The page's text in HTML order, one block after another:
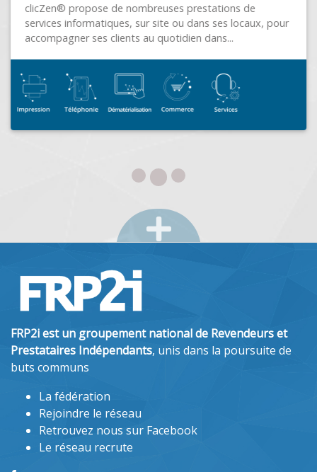
clicZen® propose de nombreuses prestations de
services informatiques, sur site ou dans ses locaux, pour
accompagner ses clients au quotidien dans...
FRP2i est un groupement national de Revendeurs et
Prestataires Indépendants, unis dans la poursuite de
buts communs
La fédération
Rejoindre le réseau
Retrouvez nous sur Facebook
Le réseau recrute